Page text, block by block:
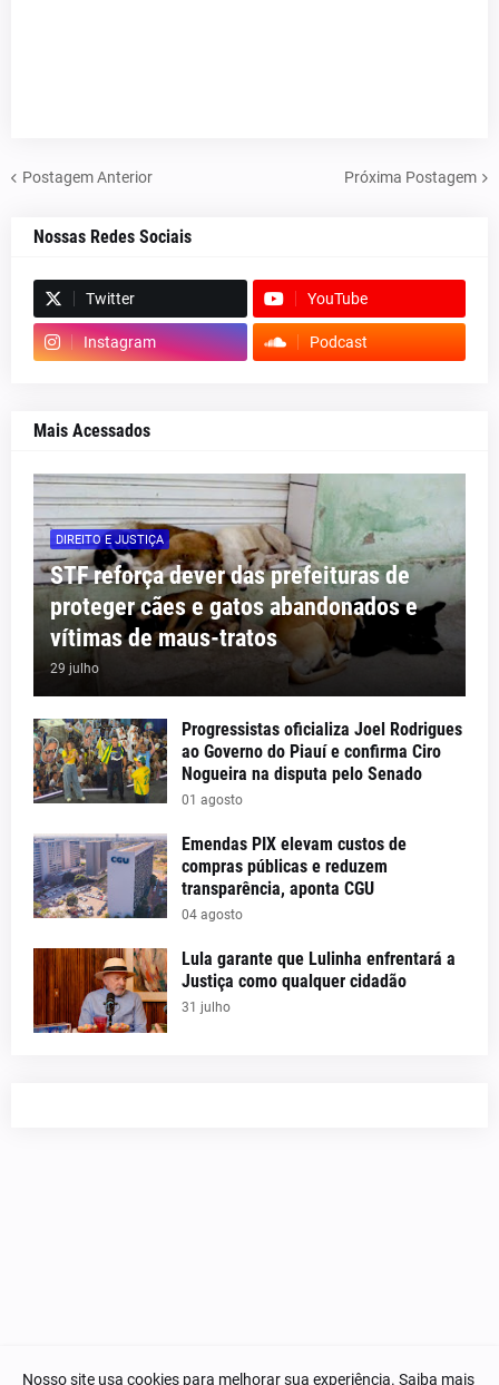
Postagem Anterior Próxima Postagem
Nossas Redes Sociais
Twitter YouTube
Instagram Podcast
Mais Acessados
DIREITO E JUSTIÇA
STF reforça dever das prefeituras de
proteger cães e gatos abandonados e
vítimas de maus-tratos
29 julho
Progressistas oficializa Joel Rodrigues
ao Governo do Piauí e confirma Ciro
Nogueira na disputa pelo Senado
01 agosto
Emendas PIX elevam custos de
compras públicas e reduzem
transparência, aponta CGU
04 agosto
Lula garante que Lulinha enfrentará a
Justiça como qualquer cidadão
31 julho
Nosso site usa cookies para melhorar sua experiência. Saiba mais